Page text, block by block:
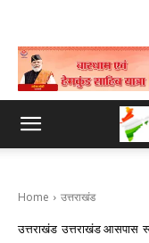
Home उत्तराखंड
उत्तराखंड उत्तराखंड आसपास